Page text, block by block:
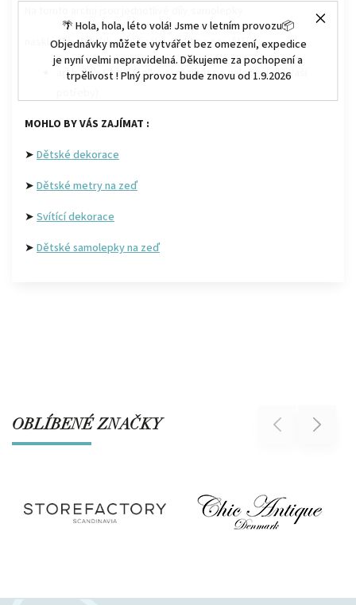
🌴 Hola, hola, léto volá! Jsme v letním provozu📦
Objednávky můžete vytvářet bez omezení, expedice
je nyní velmi nepravidelná. Děkujeme za pochopení a
trpělivost ! Plný provoz bude znovu od 1.9.2026
naskládány tak, aby byl finální efekt co největší.
arch 88 x 63 cm (celkový rozměr po nalepení dle Vaší
MOHLO BY VÁS ZAJÍMAT :
➤ Dětské dekorace
➤ Dětské metry na zeď
➤ Svítící dekorace
➤ Dětské samolepky na zeď
OBLÍBENÉ ZNAČKY Previous Next